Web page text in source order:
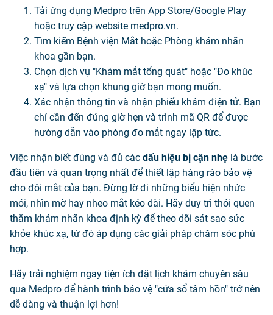
Tải ứng dụng Medpro trên App Store/Google Play
hoặc truy cập website medpro.vn.
Tìm kiếm Bệnh viện Mắt hoặc Phòng khám nhãn
khoa gần bạn.
Chọn dịch vụ "Khám mắt tổng quát" hoặc "Đo khúc
xạ" và lựa chọn khung giờ bạn mong muốn.
Xác nhận thông tin và nhận phiếu khám điện tử. Bạn
chỉ cần đến đúng giờ hẹn và trình mã QR để được
hướng dẫn vào phòng đo mắt ngay lập tức.
Việc nhận biết đúng và đủ các dấu hiệu bị cận nhẹ là bước
đầu tiên và quan trọng nhất để thiết lập hàng rào bảo vệ
cho đôi mắt của bạn. Đừng lờ đi những biểu hiện nhức
mỏi, nhìn mờ hay nheo mắt kéo dài. Hãy duy trì thói quen
thăm khám nhãn khoa định kỳ để theo dõi sát sao sức
khỏe khúc xạ, từ đó áp dụng các giải pháp chăm sóc phù
hợp.
Hãy trải nghiệm ngay tiện ích đặt lịch khám chuyên sâu
qua Medpro để hành trình bảo vệ "cửa sổ tâm hồn" trở nên
dễ dàng và thuận lợi hơn!